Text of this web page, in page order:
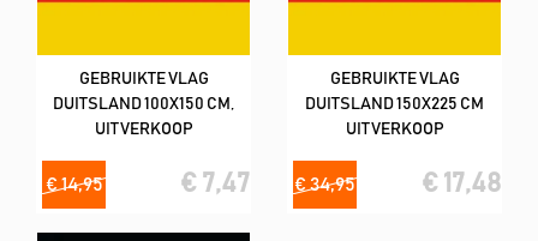
GEBRUIKTE VLAG
DUITSLAND 100X150 CM,
UITVERKOOP
€ 14,95 € 7,47
GEBRUIKTE VLAG
DUITSLAND 150X225 CM
UITVERKOOP
€ 34,95 € 17,48